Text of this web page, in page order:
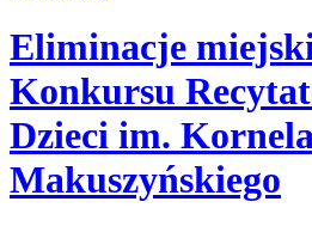
Eliminacje
Konkursu
Dzieci im.
Makuszyńskiego